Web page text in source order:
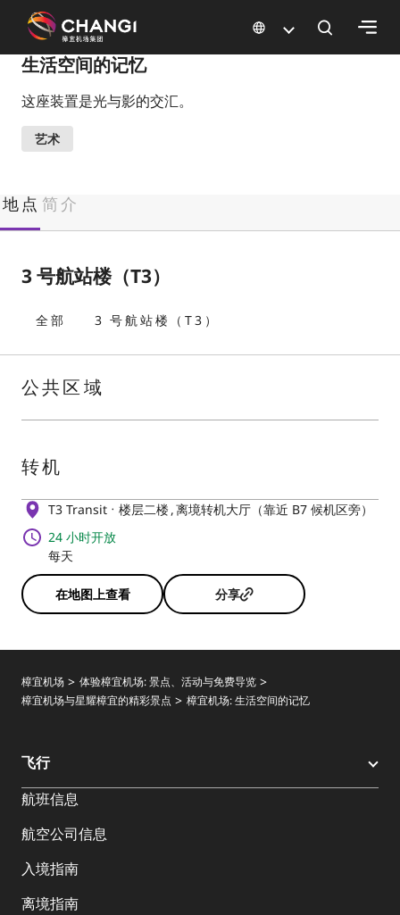
所
有
樟
网
站:
选
择
语
言:
生活空间的记忆
这座装置是光与影的交汇。
艺术
地点 简介
3 号航站楼（T3）
全部 3 号航站楼（T3）
公共区域
转机
T3 Transit 楼层二楼 离境转机大厅（靠近 B7 候机区旁）
24 小时开放
每天
在地图上查看 分享
樟宜机场
体验樟宜机场: 景点、活动与免费导览
樟宜机场与星耀樟宜的精彩景点
樟宜机场: 生活空间的记忆
飞行
航班信息
航空公司信息
入境指南
离境指南